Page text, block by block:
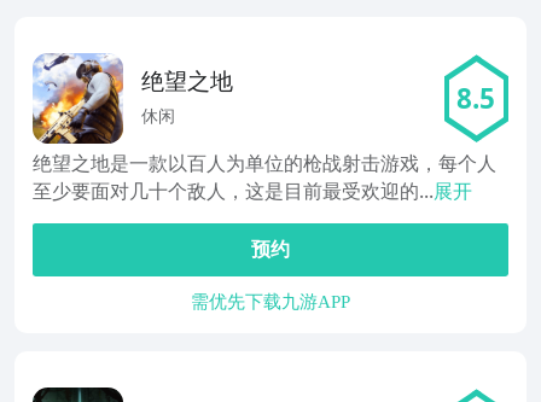
绝望之地
休闲 8.5
绝望之地是一款以百人为单位的枪战射击游戏，每个人
至少要面对几十个敌人，这是目前最受欢迎的...展开
预约
需优先下载九游APP